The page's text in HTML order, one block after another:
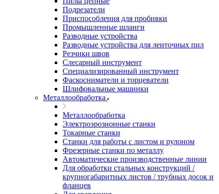
Подрезатели
Приспособления для пробивки
Промышленные шланги
Разводные устройства
Разводные устройства для ленточных пил
Резчики швов
Слесарный инструмент
Специализированный инструмент
Фаскосниматели и торцеватели
Шлифовальные машинки
Металлообработка
Металлообработка
Электроэрозионные станки
Токарные станки
Станки для работы с листом и рулоном
Фрезерные станки по металлу
Автоматические производственные линии
Для обработки стальных конструкций /
крупногабаритных листов / трубных досок и
фланцев